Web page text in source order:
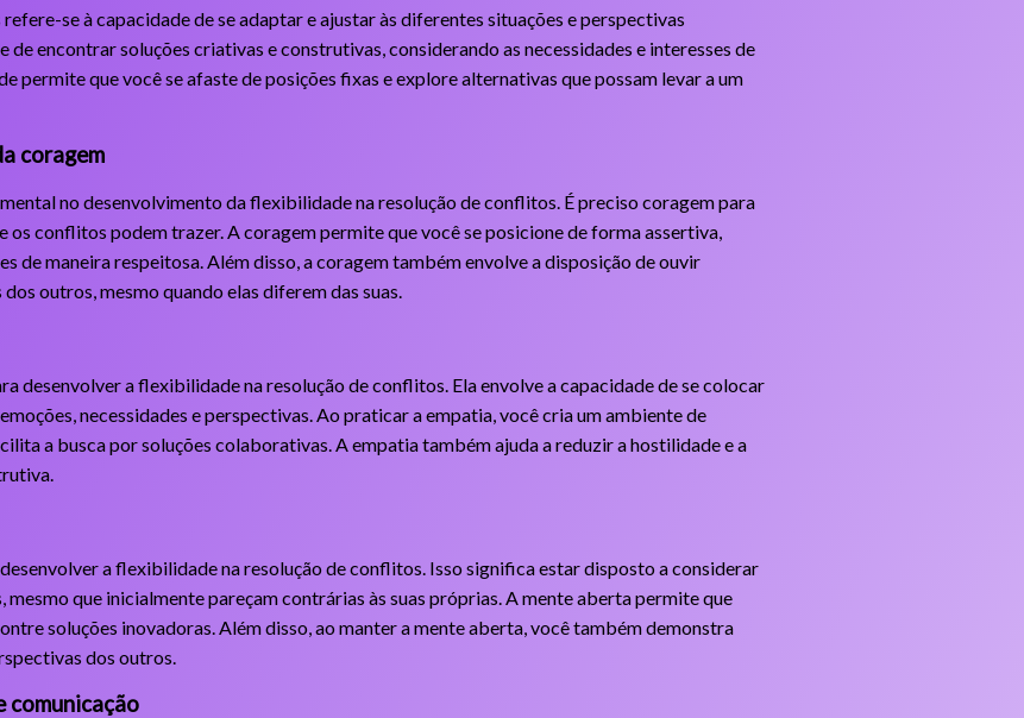
se à capacidade de se adaptar e ajustar às diferentes situações e perspectivas
de encontrar soluções criativas e construtivas, considerando as necessidades e interesses de
permite que você se afaste de posições fixas e explore alternativas que possam levar a um
coragem
no desenvolvimento da flexibilidade na resolução de conflitos. É preciso coragem para
conflitos podem trazer. A coragem permite que você se posicione de forma assertiva,
de maneira respeitosa. Além disso, a coragem também envolve a disposição de ouvir
outros, mesmo quando elas diferem das suas.
desenvolver a flexibilidade na resolução de conflitos. Ela envolve a capacidade de se colocar
necessidades e perspectivas. Ao praticar a empatia, você cria um ambiente de
a busca por soluções colaborativas. A empatia também ajuda a reduzir a hostilidade e a
a flexibilidade na resolução de conflitos. Isso significa estar disposto a considerar
que inicialmente pareçam contrárias às suas próprias. A mente aberta permite que
soluções inovadoras. Além disso, ao manter a mente aberta, você também demonstra
dos outros.
comunicação